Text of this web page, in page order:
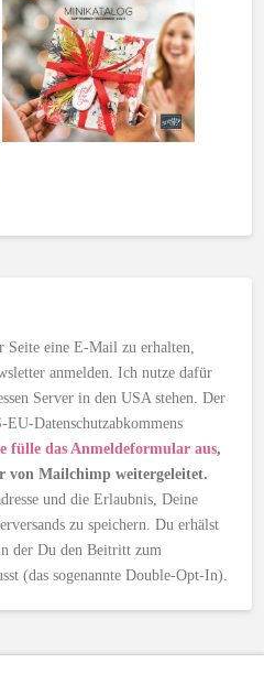
Seite eine E-Mail zu erhalten,
anmelden. Ich nutze dafür
Server in den USA stehen. Der
Datenschutzabkommens
fülle das Anmeldeformular aus,
von Mailchimp weitergeleitet.
und die Erlaubnis, Deine
zu speichern. Du erhälst
der Du den Beitritt zum
(das sogenannte Double-Opt-In).